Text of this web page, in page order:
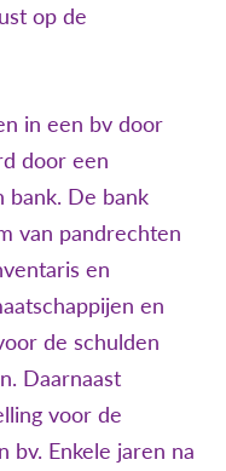
op de
in een bv door
door een
bank. De bank
van pandrechten
en
en
de schulden
Daarnaast
voor de
bv. Enkele jaren na